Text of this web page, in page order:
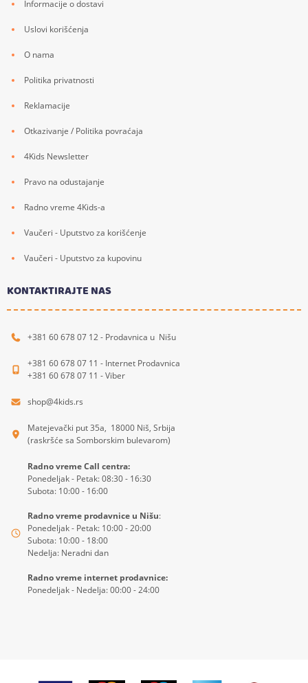
Informacije o dostavi
Uslovi korišćenja
O nama
Politika privatnosti
Reklamacije
Otkazivanje / Politika povraćaja
4Kids Newsletter
Pravo na odustajanje
Radno vreme 4Kids-a
Vaučeri - Uputstvo za korišćenje
Vaučeri - Uputstvo za kupovinu
KONTAKTIRAJTE NAS
+381 60 678 07 12 - Prodavnica u Nišu
+381 60 678 07 11 - Internet Prodavnica
+381 60 678 07 11 - Viber
shop@4kids.rs
Matejevački put 35a, 18000 Niš, Srbija
(raskršće sa Somborskim bulevarom)
Radno vreme Call centra:
Ponedeljak - Petak: 08:30 - 16:30
Subota: 10:00 - 16:00
Radno vreme prodavnice u Nišu:
Ponedeljak - Petak: 10:00 - 20:00
Subota: 10:00 - 18:00
Nedelja: Neradni dan
Radno vreme internet prodavnice:
Ponedeljak - Nedelja: 00:00 - 24:00